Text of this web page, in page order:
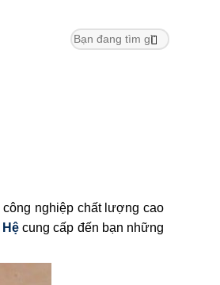
nghiệp chất lượng cao
Hệ cung cấp đến bạn những